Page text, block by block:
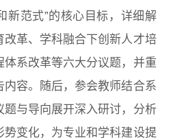
新范式”的核心目标，详细解
革、学科融合下创新人才培
系改革等六大分议题，并重
内容。随后，参会教师结合系
与导向展开深入研讨，分析
变化，为专业和学科建设提